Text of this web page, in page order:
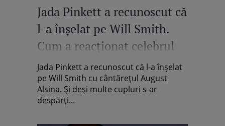
Jada Pinkett a recunoscut că
l-a înșelat pe Will Smith.
Cum a reacționat celebrul
actor
Jada Pinkett a recunoscut că l-a înșelat
pe Will Smith cu cântărețul August
Alsina. Și deși multe cupluri s-ar
despărți...